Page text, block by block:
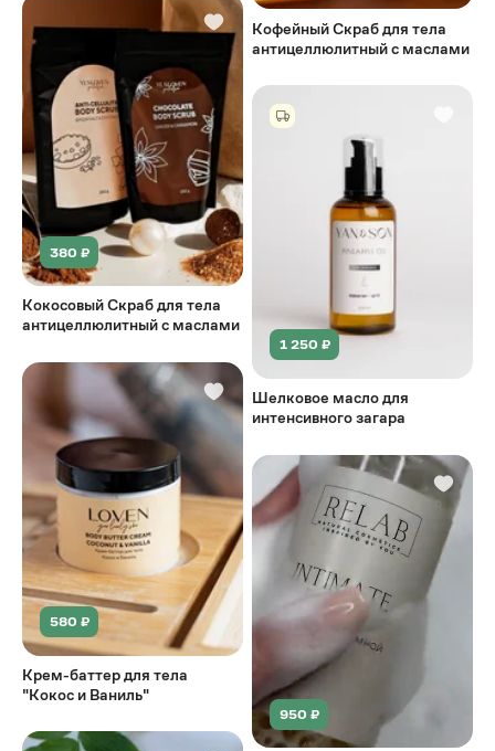
380 ₽
Кокосовый Скраб для тела
антицеллюлитный с маслами
580 ₽
Крем-баттер для тела
"Кокос и Ваниль"
Кофейный Скраб для тела
антицеллюлитный с маслами
1 250 ₽
Шелковое масло для
интенсивного загара
950 ₽